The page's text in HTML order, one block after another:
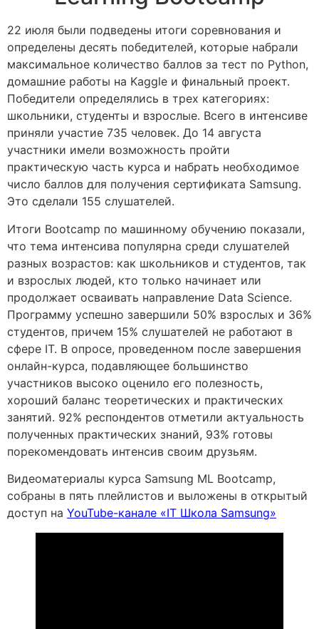
22 июля были подведены итоги соревнования и
определены десять победителей, которые набрали
максимальное количество баллов за тест по Python,
домашние работы на Kaggle и финальный проект.
Победители определялись в трех категориях:
школьники, студенты и взрослые. Всего в интенсиве
приняли участие 735 человек. До 14 августа
участники имели возможность пройти
практическую часть курса и набрать необходимое
число баллов для получения сертификата Samsung.
Это сделали 155 слушателей.
Итоги Bootcamp по машинному обучению показали,
что тема интенсива популярна среди слушателей
разных возрастов: как школьников и студентов, так
и взрослых людей, кто только начинает или
продолжает осваивать направление Data Science.
Программу успешно завершили 50% взрослых и 36%
студентов, причем 15% слушателей не работают в
сфере IT. В опросе, проведенном после завершения
онлайн-курса, подавляющее большинство
участников высоко оценило его полезность,
хороший баланс теоретических и практических
занятий. 92% респондентов отметили актуальность
полученных практических знаний, 93% готовы
порекомендовать интенсив своим друзьям.
Видеоматериалы курса Samsung ML Bootcamp,
собраны в пять плейлистов и выложены в открытый
доступ на YouTube-канале «IT Школа Samsung»